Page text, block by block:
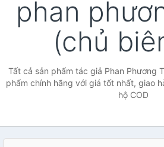
phan
(chủ
Tất cả sản phẩm tác giả Phan Phương
phẩm chính hãng với giá tốt nhất, giao
hộ COD